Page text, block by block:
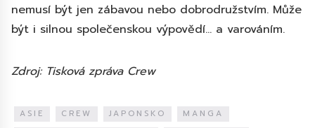
nemusí být jen zábavou nebo dobrodružstvím. Může
být i silnou společenskou výpovědí… a varováním.
Zdroj: Tisková zpráva Crew
ASIE CREW JAPONSKO
MANGA